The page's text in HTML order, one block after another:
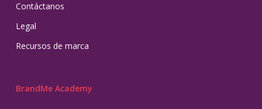
Contáctanos
Legal
Recursos de marca
BrandMe Academy